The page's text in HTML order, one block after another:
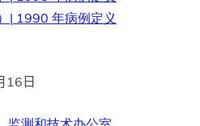
| 1990 年病例定义
16日